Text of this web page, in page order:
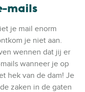
mails
je mail enorm
je niet aan.
wennen dat jij er
wanneer je op
hek van de dam! Je
zaken in de gaten